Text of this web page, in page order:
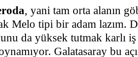
, yani tam orta alanın
Melo tipi bir adam lazım.
da yüksek tutmak karlı
Galatasaray bu